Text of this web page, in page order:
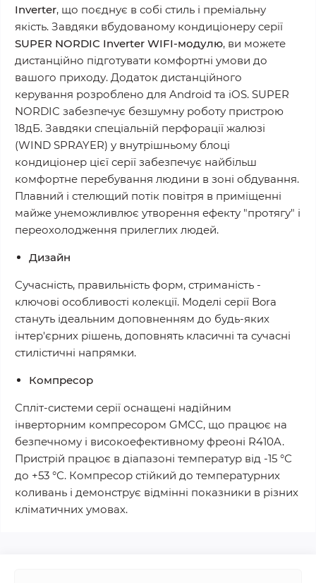
Inverter, що поєднує в собі стиль і преміальну
якість. Завдяки вбудованому кондиціонеру серії
SUPER NORDIC Inverter WIFI-модулю, ви можете
дистанційно підготувати комфортні умови до
вашого приходу. Додаток дистанційного
керування розроблено для Android та iOS. SUPER
NORDIC забезпечує безшумну роботу пристрою
18дБ. Завдяки спеціальній перфорації жалюзі
(WIND SPRAYER) у внутрішньому блоці
кондиціонер цієї серії забезпечує найбільш
комфортне перебування людини в зоні обдування.
Плавний і стелющий потік повітря в приміщенні
майже унеможливлює утворення ефекту "протягу" і
переохолодження прилеглих людей.
Дизайн
Сучасність, правильність форм, стриманість -
ключові особливості колекції. Моделі серії Bora
стануть ідеальним доповненням до будь-яких
інтер'єрних рішень, доповнять класичні та сучасні
стилістичні напрямки.
Компресор
Спліт-системи серії оснащені надійним
інверторним компресором GMCC, що працює на
безпечному і високоефективному фреоні R410A.
Пристрій працює в діапазоні температур від -15 °С
до +53 °С. Компресор стійкий до температурних
коливань і демонструє відмінні показники в різних
кліматичних умовах.